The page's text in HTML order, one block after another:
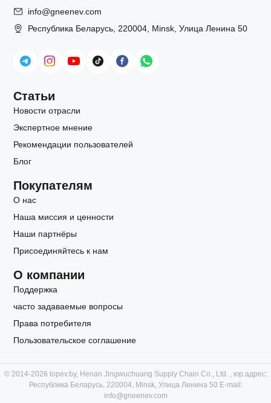
info@gneenev.com
Республика Беларусь, 220004, Minsk, Улица Ленина 50
Статьи
Новости отрасли
Экспертное мнение
Рекомендации пользователей
Блог
Покупателям
О нас
Наша миссия и ценности
Наши партнёры
Присоединяйтесь к нам
О компании
Поддержка
часто задаваемые вопросы
Права потребителя
Пользовательское соглашение
© 2014-2026 topev.by, Henan Jingwuchuang Supply Chain Co., Ltd. , юр.адрес:
Республика Беларусь, 220004, Minsk, Улица Ленина 50 E-mail:
info@gneenev.com